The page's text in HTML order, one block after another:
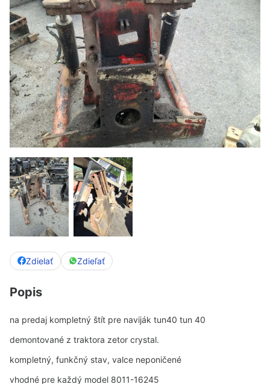
Zdielať Zdieľať
Popis
na predaj kompletný štít pre naviják tun40 tun 40
demontované z traktora zetor crystal.
kompletný, funkčný stav, valce neponičené
vhodné pre každý model 8011-16245